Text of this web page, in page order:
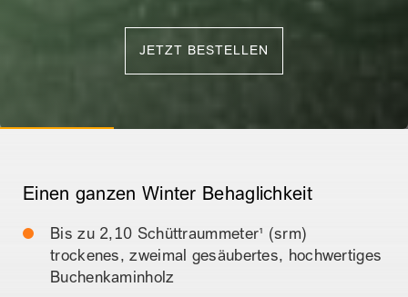
JETZT BESTELLEN
Einen ganzen Winter Behaglichkeit
Bis zu 2,10 Schüttraummeter¹ (srm)
trockenes, zweimal gesäubertes, hochwertiges
Buchenkaminholz